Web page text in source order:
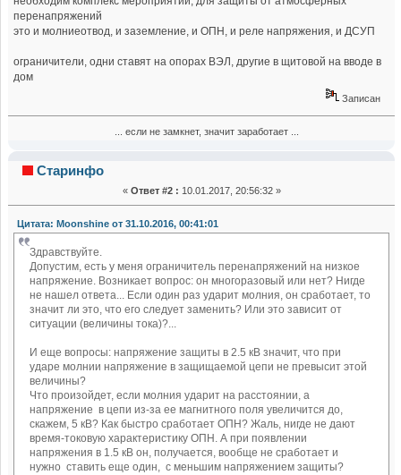
перенапряжений
это и молниеотвод, и заземление, и ОПН, и реле напряжения, и ДСУП
ограничители, одни ставят на опорах ВЭЛ, другие в щитовой на вводе в
дом
Записан
... если не замкнет, значит заработает ...
Старинфо
« Ответ #2 : 10.01.2017, 20:56:32 »
Цитата: Moonshine от 31.10.2016, 00:41:01
Здравствуйте.
Допустим, есть у меня ограничитель перенапряжений на низкое
напряжение. Возникает вопрос: он многоразовый или нет? Нигде
не нашел ответа... Если один раз ударит молния, он сработает, то
значит ли это, что его следует заменить? Или это зависит от
ситуации (величины тока)?...
И еще вопросы: напряжение защиты в 2.5 кВ значит, что при
ударе молнии напряжение в защищаемой цепи не превысит этой
величины?
Что произойдет, если молния ударит на расстоянии, а
напряжение в цепи из-за ее магнитного поля увеличится до,
скажем, 5 кВ? Как быстро сработает ОПН? Жаль, нигде не дают
время-токовую характеристику ОПН. А при появлении
напряжения в 1.5 кВ он, получается, вообще не сработает и
нужно ставить еще один, с меньшим напряжением защиты?